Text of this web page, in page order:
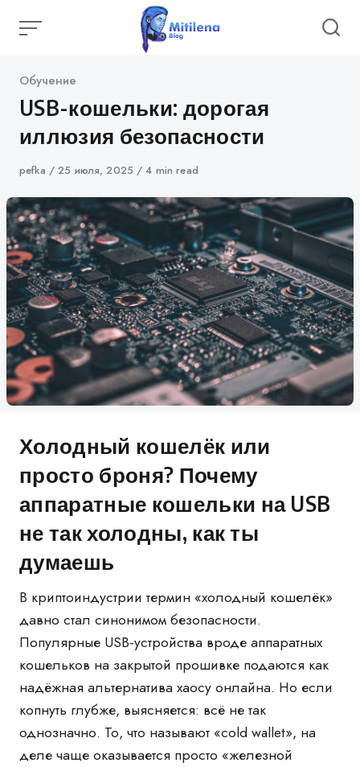
Category
Обучение
USB-кошельки: дорогая
иллюзия безопасности
Author
pefka
Published
25 июля, 2025 4 min read
Холодный кошелёк или
просто броня? Почему
аппаратные кошельки на USB
не так холодны, как ты
думаешь
В криптоиндустрии термин «холодный кошелёк»
давно стал синонимом безопасности.
Популярные USB-устройства вроде аппаратных
кошельков на закрытой прошивке подаются как
надёжная альтернатива хаосу онлайна. Но если
копнуть глубже, выясняется: всё не так
однозначно. То, что называют «cold wallet», на
деле чаще оказывается просто «железной